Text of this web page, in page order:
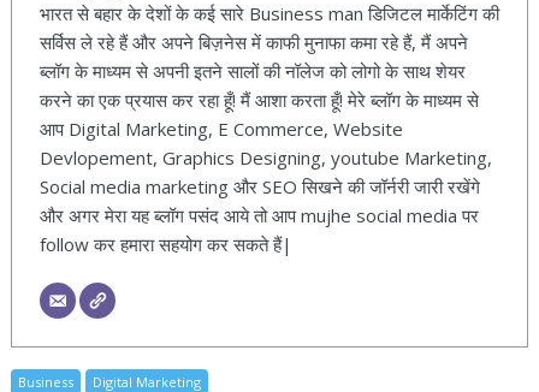
भारत से बहार के देशों के कई सारे Business man डिजिटल मार्केटिंग की
सर्विस ले रहे हैं और अपने बिज़नेस में काफी मुनाफा कमा रहे हैं, मैं अपने
ब्लॉग के माध्यम से अपनी इतने सालों की नॉलेज को लोगो के साथ शेयर
करने का एक प्रयास कर रहा हूँ! मैं आशा करता हूँ! मेरे ब्लॉग के माध्यम से
आप Digital Marketing, E Commerce, Website
Devlopement, Graphics Designing, youtube Marketing,
Social media marketing और SEO सिखने की जॉर्नरी जारी रखेंगे
और अगर मेरा यह ब्लॉग पसंद आये तो आप mujhe social media पर
follow कर हमारा सहयोग कर सकते हैं|
Business Digital Marketing